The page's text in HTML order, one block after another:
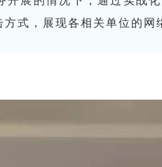
式，展现各相关单位的网